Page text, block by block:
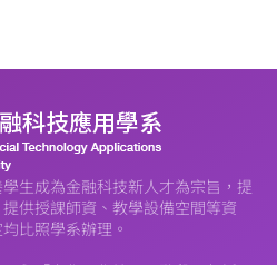
生成為金融科技新人才為宗旨，提
供授課師資、教學設備空間等資
比照學系辦理。